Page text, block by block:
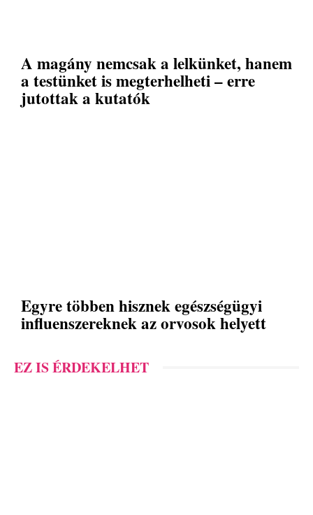
A magány nemcsak a lelkünket, hanem
a testünket is megterhelheti – erre
jutottak a kutatók
Egyre többen hisznek egészségügyi
influenszereknek az orvosok helyett
EZ IS ÉRDEKELHET